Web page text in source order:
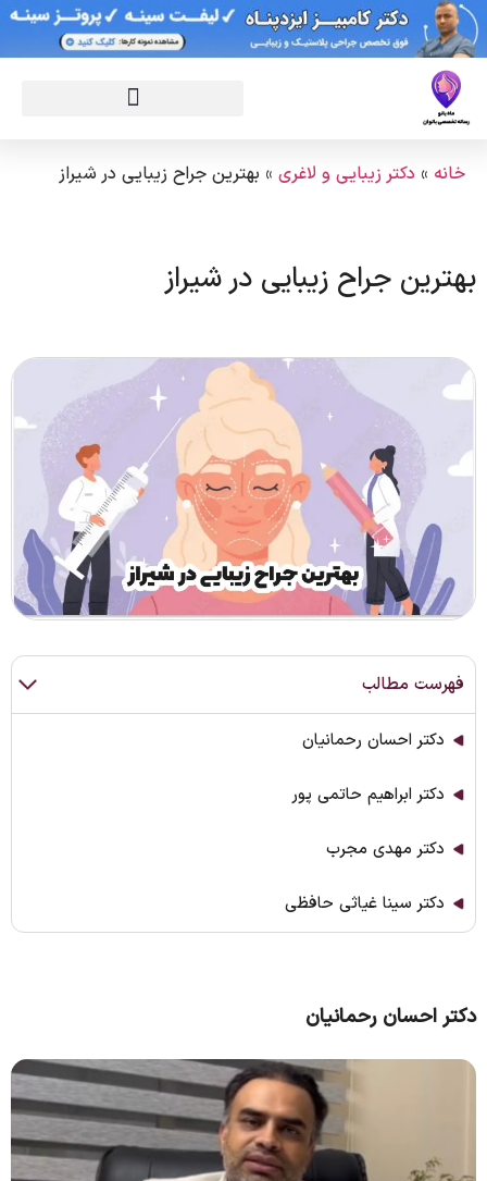
خانه » دکتر زیبایی و لاغری » بهترین جراح زیبایی در شیراز
بهترین جراح زیبایی در شیراز
فهرست مطالب
دکتر احسان رحمانیان
دکتر ابراهیم حاتمی پور
دکتر مهدی مجرب
دکتر سینا غیاثی حافظی
دکتر احسان رحمانیان